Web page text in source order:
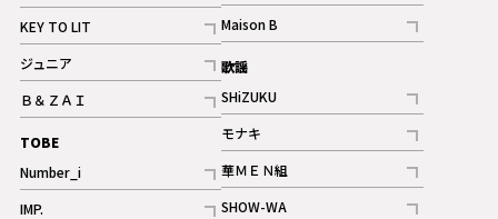
記事
KEY TO LIT
記事
ジュニア
記事
Ｂ＆ＺＡＩ
記事
TOBE
Number_i
記事
IMP.
記事
ギャラリー
Maison B
記事
歌謡
SHiZUKU
記事
モナキ
記事
華ＭＥＮ組
記事
SHOW-WA